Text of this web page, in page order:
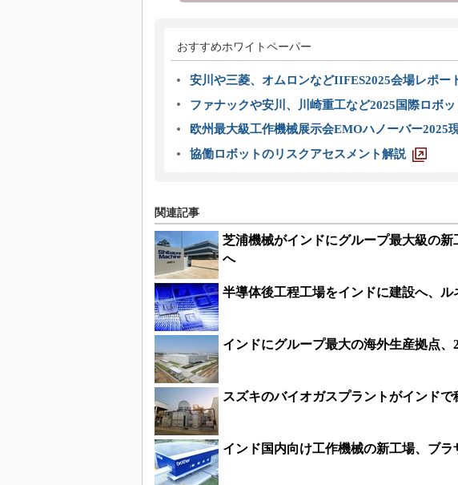
おすすめホワイトペーパー
安川や三菱、オムロンなどIIFES2025会場レポー
ファナックや安川、川崎重工など2025国際ロボ
欧州最大級工作機械展示会EMOハノーバー2025
協働ロボットのリスクアセスメント解説
関連記事
芝浦機械がインドにグループ最大級の
へ
半導体後工程工場をインドに建設へ、
インドにグループ最大の海外生産拠点
スズキのバイオガスプラントがインド
インド国内向け工作機械の新工場、ブ